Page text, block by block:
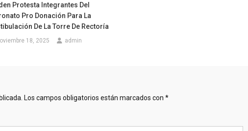
Protesta Integrantes Del
Pro Donación Para La
De La Torre De Rectoría
18, 2025 admin
Los campos obligatorios están marcados con *